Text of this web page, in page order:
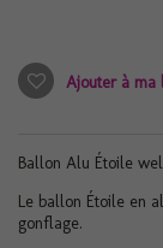
Ajouter à ma
Ballon Alu Étoile
Le ballon Étoile en
gonflage.